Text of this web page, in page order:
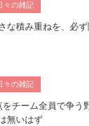
々の雑記
な積み重ねを、必
々の雑記
をチーム全員で争う
無いはず